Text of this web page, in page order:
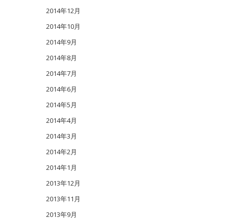
2014年12月
2014年10月
2014年9月
2014年8月
2014年7月
2014年6月
2014年5月
2014年4月
2014年3月
2014年2月
2014年1月
2013年12月
2013年11月
2013年9月